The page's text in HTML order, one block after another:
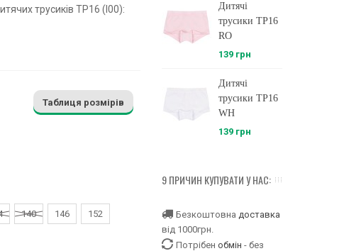
трусиків ТР16 (I00):
Таблиця розмірів
140 146 152
Дитячі
трусики ТР16
RO
139 грн
Дитячі
трусики ТР16
WH
139 грн
9 ПРИЧИН КУПУВАТИ У НАС:
Безкоштовна доставка
від 1000грн.
Потрібен обмін - без